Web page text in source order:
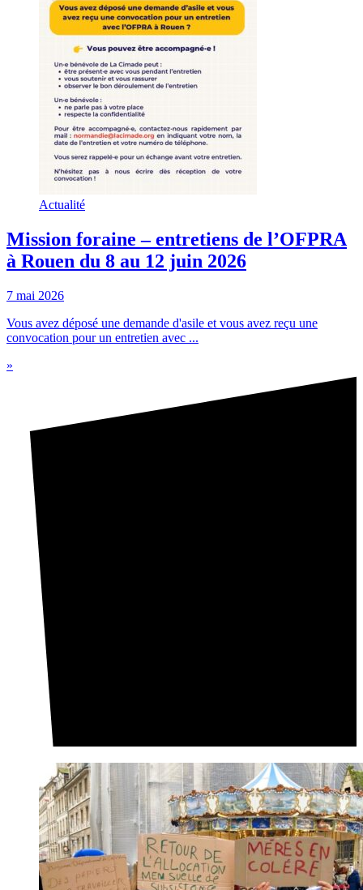
Actualité
Mission foraine – entretiens de l’OFPRA
à Rouen du 8 au 12 juin 2026
7 mai 2026
Vous avez déposé une demande d'asile et vous avez reçu une
convocation pour un entretien avec ...
»